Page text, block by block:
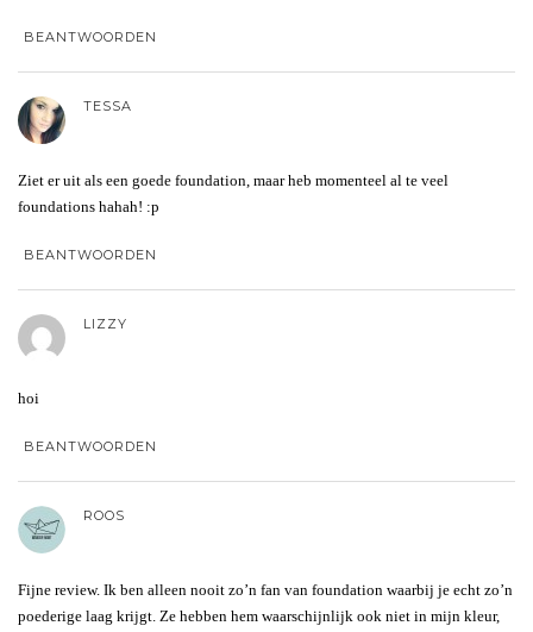
BEANTWOORDEN
TESSA
Ziet er uit als een goede foundation, maar heb momenteel al te veel
foundations hahah! :p
BEANTWOORDEN
LIZZY
hoi
BEANTWOORDEN
ROOS
Fijne review. Ik ben alleen nooit zo’n fan van foundation waarbij je echt zo’n
poederige laag krijgt. Ze hebben hem waarschijnlijk ook niet in mijn kleur,